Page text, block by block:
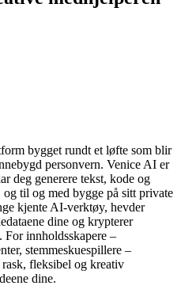
bygget rundt et løfte som blir
personvern. Venice AI er
deg generere tekst, kode og
til og med bygge på sitt private
kjente AI-verktøy, hevder
dine og krypterer
For innholdsskapere –
stemmeskuespillere –
rask, fleksibel og kreativ
dine.